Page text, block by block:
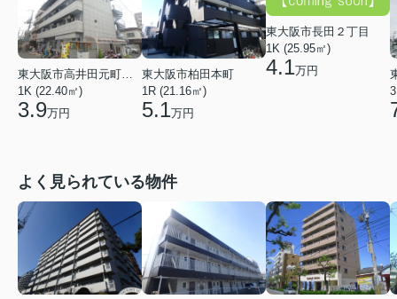
東大阪市高井田元町２丁目
1K (22.40㎡)
3.9万円
東大阪市柏田本町
1R (21.16㎡)
5.1万円
東大阪市長田２丁目
1K (25.95㎡)
4.1万円
よく見られている物件